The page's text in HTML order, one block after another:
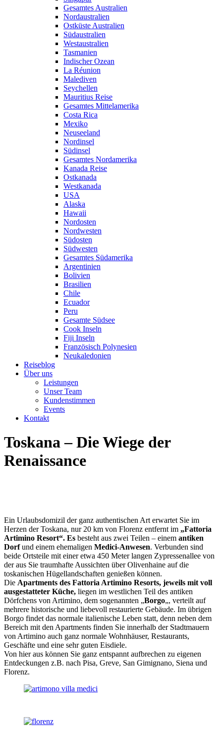
Gesamtes Australien
Nordaustralien
Ostküste Australien
Südaustralien
Westaustralien
Tasmanien
Indischer Ozean
La Réunion
Malediven
Seychellen
Mauritius Reise
Gesamtes Mittelamerika
Costa Rica
Mexiko
Neuseeland
Nordinsel
Südinsel
Gesamtes Nordamerika
Kanada Reise
Ostkanada
Westkanada
USA
Alaska
Hawaii
Nordosten
Nordwesten
Südosten
Südwesten
Gesamtes Südamerika
Argentinien
Bolivien
Brasilien
Chile
Ecuador
Peru
Gesamte Südsee
Cook Inseln
Fiji Inseln
Französisch Polynesien
Neukaledonien
Reiseblog
Über uns
Leistungen
Unser Team
Kundenstimmen
Events
Kontakt
Toskana – Die Wiege der
Renaissance
Ein Urlaubsdomizil der ganz authentischen Art erwartet Sie im
Herzen der Toskana, nur 20 km von Florenz entfernt im „Fattoria
Artimino Resort“. Es besteht aus zwei Teilen – einem antiken
Dorfund einem ehemaligen Medici-Anwesen. Verbunden sind
beide Ortsteile mit einer etwa 450 Meter langen Zypressenallee von
der aus Sie traumhafte Aussichten über Olivenhaine auf die
toskanischen Hügellandschaften genießen können.
Die Apartments des Fattoria Artimino Resorts, jeweils mit voll
ausgestatteter Küche, liegen im westlichen Teil des antiken
Dörfchens von Artimino, dem sogenannten „Borgo„, verteilt auf
mehrere historische und liebevoll restaurierte Gebäude. Im übrigen
Borgo findet das normale italienische Leben statt, denn neben dem
Bereich mit den Apartments finden Sie innerhalb der Stadtmauern
von Artimino auch ganz normale Wohnhäuser, Restaurants,
Geschäfte und eine sehr guten Eisdiele.
Von hier aus können Sie ganz entspannt aufbrechen zu eigenen
Entdeckungen z.B. nach Pisa, Greve, San Gimignano, Siena und
Florenz.